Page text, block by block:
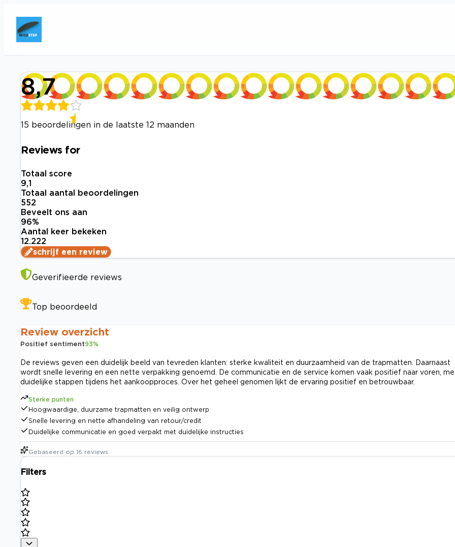
8,7
15 beoordelingen in de laatste 12 maanden
Reviews for
Totaal score
9,1
Totaal aantal beoordelingen
552
Beveelt ons aan
96%
Aantal keer bekeken
12.222
schrijf een review
Geverifieerde reviews
Top beoordeeld
Review overzicht
Positief sentiment93%
De reviews geven een duidelijk beeld van tevreden klanten: sterke kwaliteit en duurzaamheid van de trapmatten. Daarnaast
wordt snelle levering en een nette verpakking genoemd. De communicatie en de service komen vaak positief naar voren,
duidelijke stappen tijdens het aankoopproces. Over het geheel genomen lijkt de ervaring positief en betrouwbaar.
Sterke punten
Hoogwaardige, duurzame trapmatten en veilig ontwerp
Snelle levering en nette afhandeling van retour/credit
Duidelijke communicatie en goed verpakt met duidelijke instructies
Gebaseerd op 16 reviews
Filters